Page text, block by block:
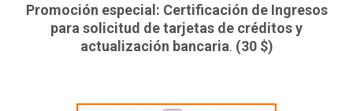
Promoción especial: Certificación de Ingresos
para solicitud de tarjetas de créditos y
actualización bancaria. (30 $)